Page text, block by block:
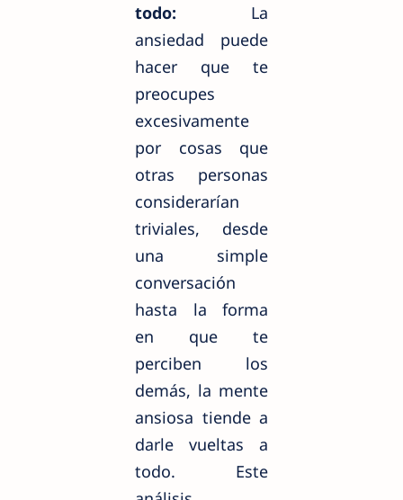
todo: La
ansiedad puede
hacer que te
preocupes
excesivamente
por cosas que
otras personas
considerarían
triviales, desde
una simple
conversación
hasta la forma
en que te
perciben los
demás, la mente
ansiosa tiende a
darle vueltas a
todo. Este